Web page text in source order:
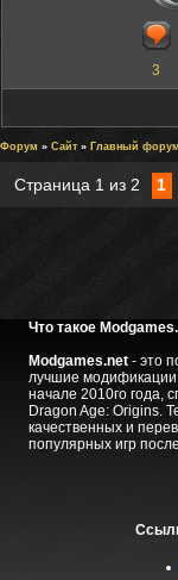
3
Форум » Сайт» Главный форум
Страница 1 из 2 1
Что такое
Modgames.net- это
лучшие модификации
начале 2010го года,
Dragon Age: Origins.
качественных и
популярных игр